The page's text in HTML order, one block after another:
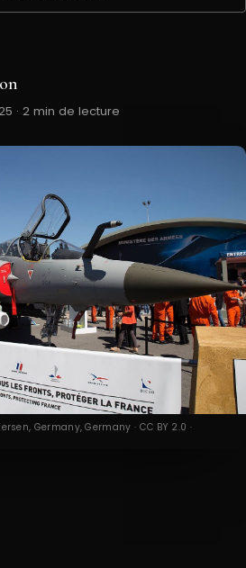
· 2 min de lecture
Germany, Germany · CC BY 2.0 ·